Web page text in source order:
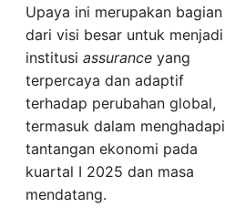
Upaya ini merupakan bagian
dari visi besar untuk menjadi
institusi assurance yang
terpercaya dan adaptif
terhadap perubahan global,
termasuk dalam menghadapi
tantangan ekonomi pada
kuartal I 2025 dan masa
mendatang.